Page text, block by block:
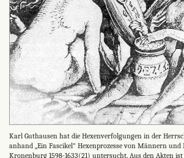
Karl Guthausen hat die Hexenverfolgungen in der
anhand „Ein Fascikel" Hexenprozesse von Männern
Kronenburg 1598-1633(21) untersucht. Aus den Akten